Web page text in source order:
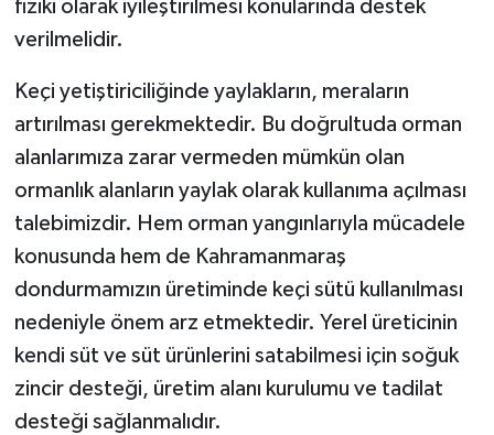
fiziki olarak iyileştirilmesi konularında destek
verilmelidir.
Keçi yetiştiriciliğinde yaylakların, meraların
artırılması gerekmektedir. Bu doğrultuda orman
alanlarımıza zarar vermeden mümkün olan
ormanlık alanların yaylak olarak kullanıma açılması
talebimizdir. Hem orman yangınlarıyla mücadele
konusunda hem de Kahramanmaraş
dondurmamızın üretiminde keçi sütü kullanılması
nedeniyle önem arz etmektedir. Yerel üreticinin
kendi süt ve süt ürünlerini satabilmesi için soğuk
zincir desteği, üretim alanı kurulumu ve tadilat
desteği sağlanmalıdır.